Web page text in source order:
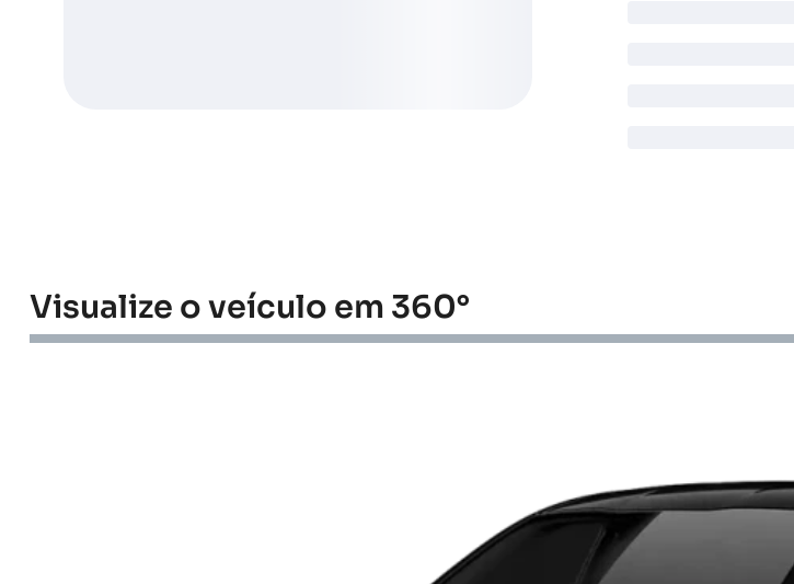
Visualize o veículo em 360°